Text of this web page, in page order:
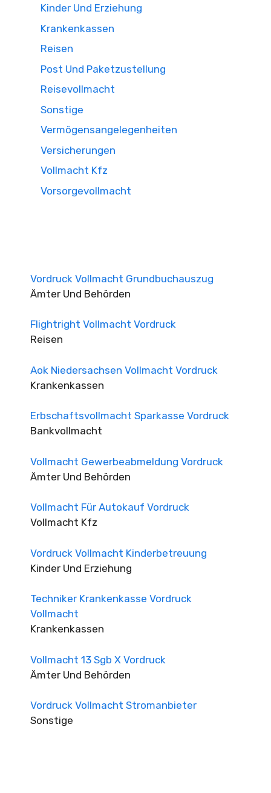
Kinder Und Erziehung
Krankenkassen
Reisen
Post Und Paketzustellung
Reisevollmacht
Sonstige
Vermögensangelegenheiten
Versicherungen
Vollmacht Kfz
Vorsorgevollmacht
Vordruck Vollmacht Grundbuchauszug
Ämter Und Behörden
Flightright Vollmacht Vordruck
Reisen
Aok Niedersachsen Vollmacht Vordruck
Krankenkassen
Erbschaftsvollmacht Sparkasse Vordruck
Bankvollmacht
Vollmacht Gewerbeabmeldung Vordruck
Ämter Und Behörden
Vollmacht Für Autokauf Vordruck
Vollmacht Kfz
Vordruck Vollmacht Kinderbetreuung
Kinder Und Erziehung
Techniker Krankenkasse Vordruck
Vollmacht
Krankenkassen
Vollmacht 13 Sgb X Vordruck
Ämter Und Behörden
Vordruck Vollmacht Stromanbieter
Sonstige